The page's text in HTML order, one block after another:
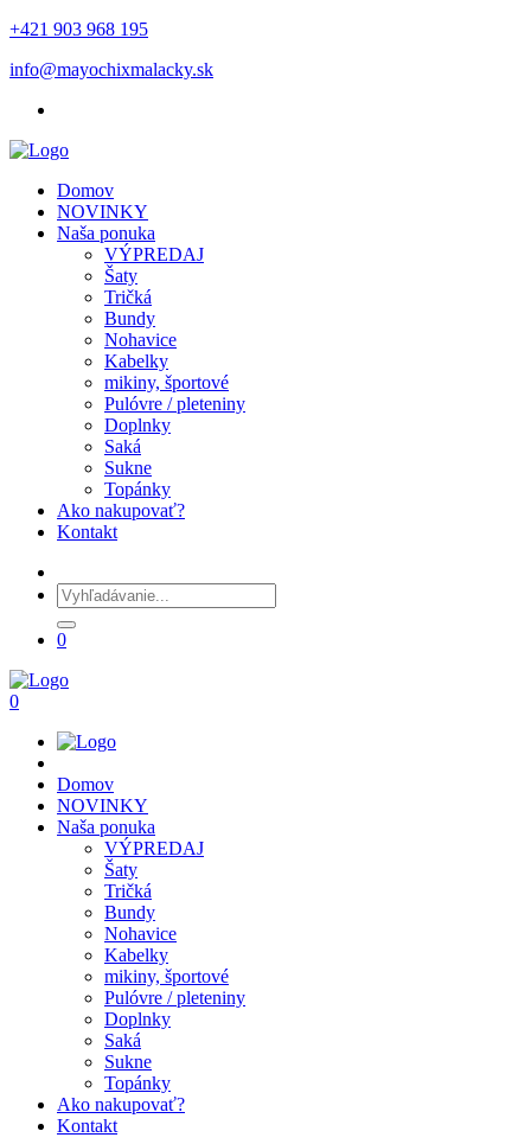
+421 903 968 195
info@mayochixmalacky.sk
Domov
NOVINKY
Naša ponuka
VÝPREDAJ
Šaty
Tričká
Bundy
Nohavice
Kabelky
mikiny, športové
Pulóvre / pleteniny
Doplnky
Saká
Sukne
Topánky
Ako nakupovať?
Kontakt
0
0
Domov
NOVINKY
Naša ponuka
VÝPREDAJ
Šaty
Tričká
Bundy
Nohavice
Kabelky
mikiny, športové
Pulóvre / pleteniny
Doplnky
Saká
Sukne
Topánky
Ako nakupovať?
Kontakt